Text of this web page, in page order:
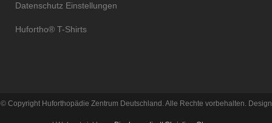
Datenschutz Einstellungen
Hufortho® T-Shirts
© Copyright Huforthopädie Zentrum Deutschland. Alle Rechte vorbehalten. Design